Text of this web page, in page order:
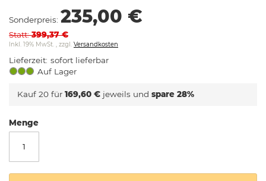
Sonderpreis 235,00 €
Statt 399,37 €
Inkl. 19% MwSt. , zzgl. Versandkosten
Lieferzeit sofort lieferbar
Auf Lager
Kauf 20 für169,60 € jeweils undspare 28%
Menge